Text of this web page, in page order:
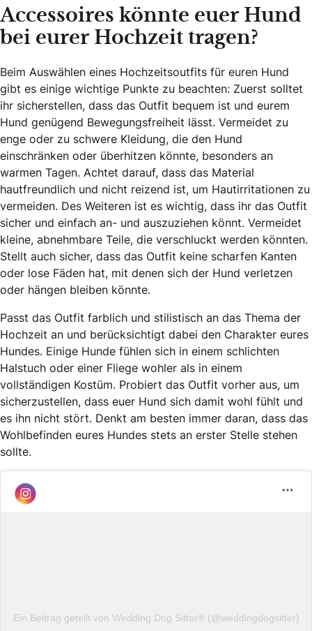
Accessoires könnte euer Hund
bei eurer Hochzeit tragen?
Beim Auswählen eines Hochzeitsoutfits für euren Hund
gibt es einige wichtige Punkte zu beachten: Zuerst solltet
ihr sicherstellen, dass das Outfit bequem ist und eurem
Hund genügend Bewegungsfreiheit lässt. Vermeidet zu
enge oder zu schwere Kleidung, die den Hund
einschränken oder überhitzen könnte, besonders an
warmen Tagen. Achtet darauf, dass das Material
hautfreundlich und nicht reizend ist, um Hautirritationen zu
vermeiden. Des Weiteren ist es wichtig, dass ihr das Outfit
sicher und einfach an- und auszuziehen könnt. Vermeidet
kleine, abnehmbare Teile, die verschluckt werden könnten.
Stellt auch sicher, dass das Outfit keine scharfen Kanten
oder lose Fäden hat, mit denen sich der Hund verletzen
oder hängen bleiben könnte.
Passt das Outfit farblich und stilistisch an das Thema der
Hochzeit an und berücksichtigt dabei den Charakter eures
Hundes. Einige Hunde fühlen sich in einem schlichten
Halstuch oder einer Fliege wohler als in einem
vollständigen Kostüm. Probiert das Outfit vorher aus, um
sicherzustellen, dass euer Hund sich damit wohl fühlt und
es ihn nicht stört. Denkt am besten immer daran, dass das
Wohlbefinden eures Hundes stets an erster Stelle stehen
sollte.
Ein Beitrag geteilt von Wedding Dog Sitter®️ (@weddingdogsitter)